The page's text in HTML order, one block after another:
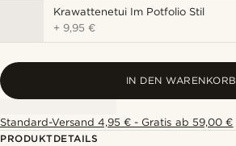
Krawattenetui Im Potfolio Stil
+ 9,95 €
IN DEN WARENKORB
Standard-Versand 4,95 € - Gratis ab 59,00 €
PRODUKTDETAILS